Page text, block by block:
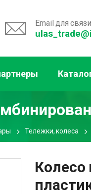
Email для связи
Тележки, колеса
Колесо